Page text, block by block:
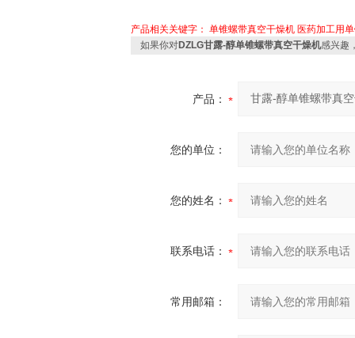
产品相关关键字： 单锥螺带真空干燥机 医药加工用
如果你对DZLG甘露-醇单锥螺带真空干燥机感兴趣
产品：
您的单位：
您的姓名：
联系电话：
常用邮箱：